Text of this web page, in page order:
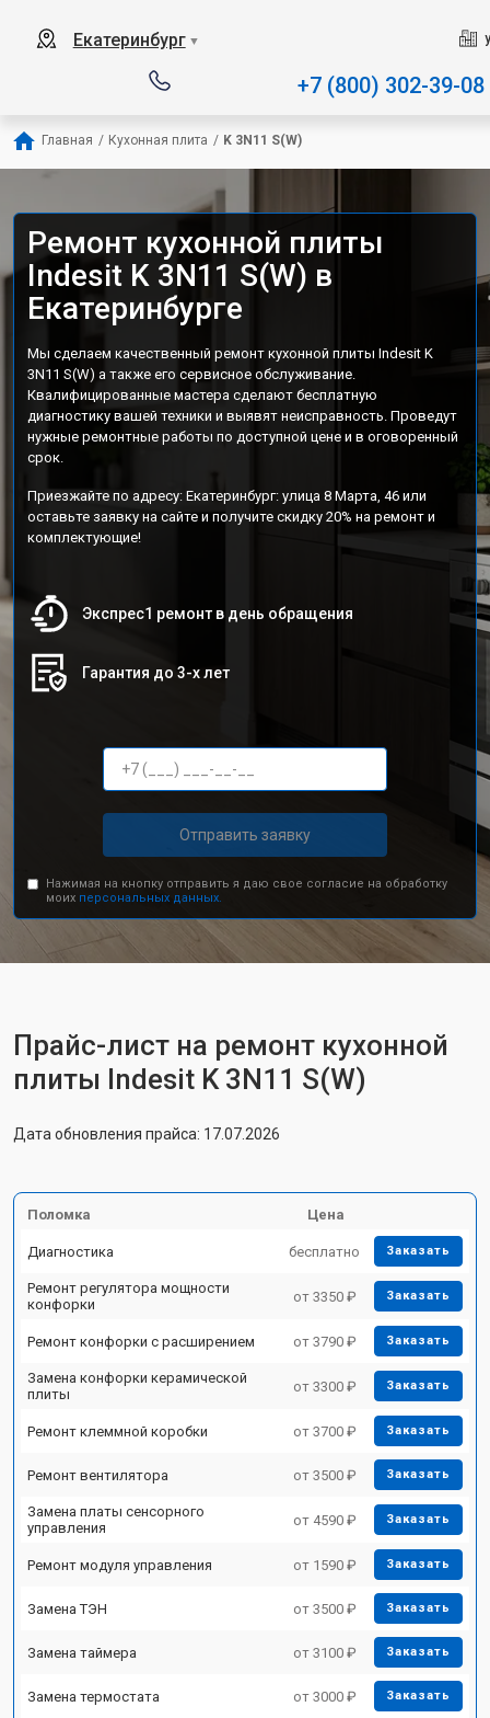
Екатеринбург ▼
+7 (800) 302-39-08
Главная / Кухонная плита / K 3N11 S(W)
Ремонт кухонной плиты
Indesit K 3N11 S(W) в
Екатеринбурге
Мы сделаем качественный ремонт кухонной плиты Indesit K
3N11 S(W) а также его сервисное обслуживание.
Квалифицированные мастера сделают бесплатную
диагностику вашей техники и выявят неисправность. Проведут
нужные ремонтные работы по доступной цене и в оговоренный
срок.
Приезжайте по адресу: Екатеринбург: улица 8 Марта, 46 или
оставьте заявку на сайте и получите скидку 20% на ремонт и
комплектующие!
Экспрес1 ремонт в день обращения
Гарантия до 3-х лет
Отправить заявку
Нажимая на кнопку отправить я даю свое согласие на обработку
моих персональных данных.
Прайс-лист на ремонт кухонной
плиты Indesit K 3N11 S(W)
Дата обновления прайса: 17.07.2026
Поломка Цена
Диагностика бесплатно Заказать
Ремонт регулятора мощности
конфорки
от 3350 ₽ Заказать
Ремонт конфорки с расширением от 3790 ₽ Заказать
Замена конфорки керамической
плиты
от 3300 ₽ Заказать
Ремонт клеммной коробки от 3700 ₽ Заказать
Ремонт вентилятора от 3500 ₽ Заказать
Замена платы сенсорного
управления
от 4590 ₽ Заказать
Ремонт модуля управления от 1590 ₽ Заказать
Замена ТЭН от 3500 ₽ Заказать
Замена таймера от 3100 ₽ Заказать
Замена термостата от 3000 ₽ Заказать